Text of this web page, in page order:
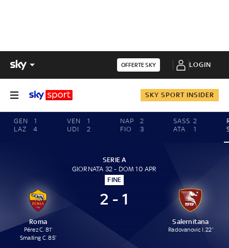
OFFERTE SKY LOGIN
SKY SPORT INSIDER
GEN
1
LAZ
4
VEN
1
UDI
2
NAP
2
FIO
3
SASS 2
ATA
1
SERIE A
GIORNATA 32 - DOM 10 APR
FINE
Roma
Pérez C. 81'
Smalling C. 85'
2 - 1
Salernitana
Radovanovic I. 22'